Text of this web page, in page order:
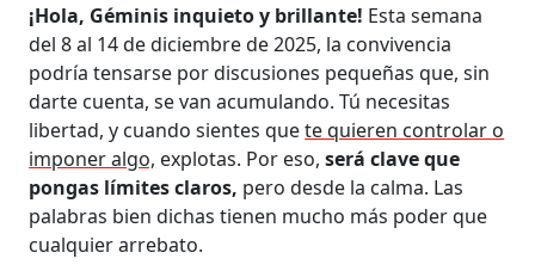
¡Hola, Géminis inquieto y brillante! Esta semana
del 8 al 14 de diciembre de 2025, la convivencia
podría tensarse por discusiones pequeñas que, sin
darte cuenta, se van acumulando. Tú necesitas
libertad, y cuando sientes quete quieren controlar o
imponer algo, explotas. Por eso,será clave que
pongas límites claros, pero desde la calma. Las
palabras bien dichas tienen mucho más poder que
cualquier arrebato.